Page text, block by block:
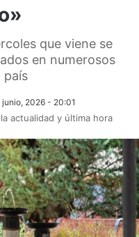
que viene se
en numerosos
país
junio, 2026 - 20:01
actualidad y última hora